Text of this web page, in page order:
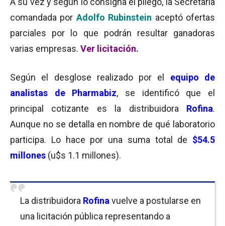
comandada por Adolfo Rubinstein aceptó ofertas
parciales por lo que podrán resultar ganadoras
varias empresas. Ver licitación.
Según el desglose realizado por el equipo de
analistas de Pharmabiz, se identificó que el
principal cotizante es la distribuidora Rofina.
Aunque no se detalla en nombre de qué laboratorio
participa. Lo hace por una suma total de $54.5
millones (u$s 1.1 millones).
La distribuidora Rofina vuelve a postularse en
una licitación pública representando a